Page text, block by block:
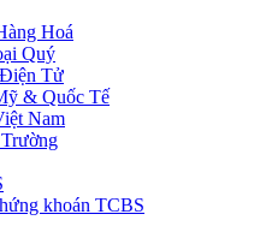
Hoá
Quý
Tử
& Quốc Tế
Nam
khoán TCBS